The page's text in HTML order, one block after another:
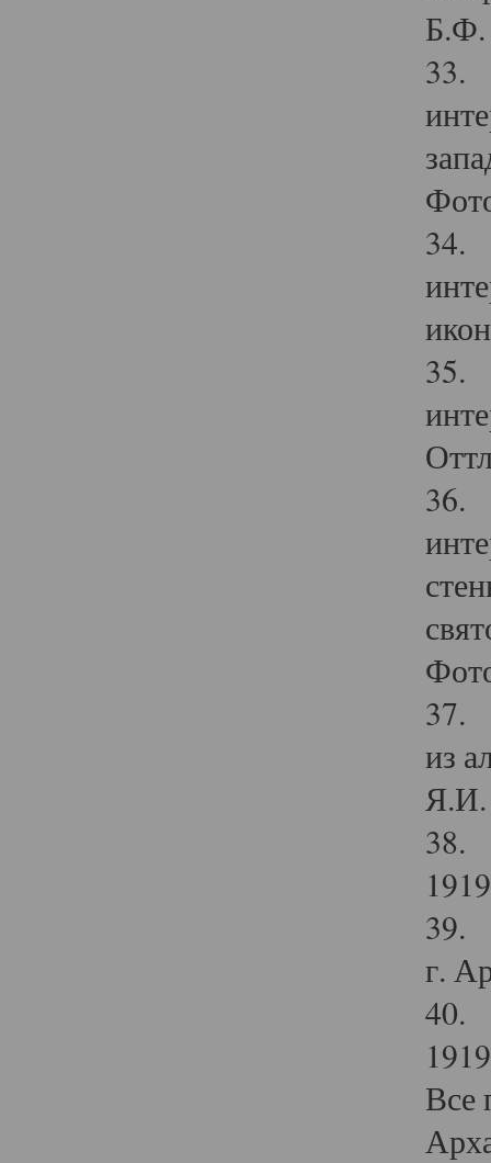
Б.Ф.
33.
34.
35.
36.
37.
из
Я.И.
38.
39.
г.
40.
Все